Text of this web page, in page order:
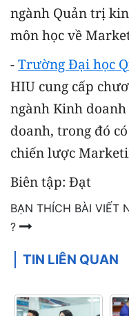
ngành Quản trị
môn học về
- Trường Đại học
HIU cung cấp
ngành Kinh
doanh, trong đó
chiến lược
Biên tập: Đạt
BẠN THÍCH BÀI VIẾT
?
TIN LIÊN QUAN